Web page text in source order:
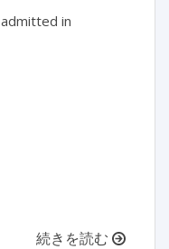
in
続きを読む